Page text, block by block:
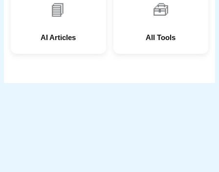
📘
AI Articles
🧰
All Tools